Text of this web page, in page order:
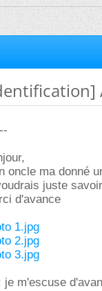
oncle ma donné
juste
d'avance
1.jpg
2.jpg
3.jpg
je m'escuse